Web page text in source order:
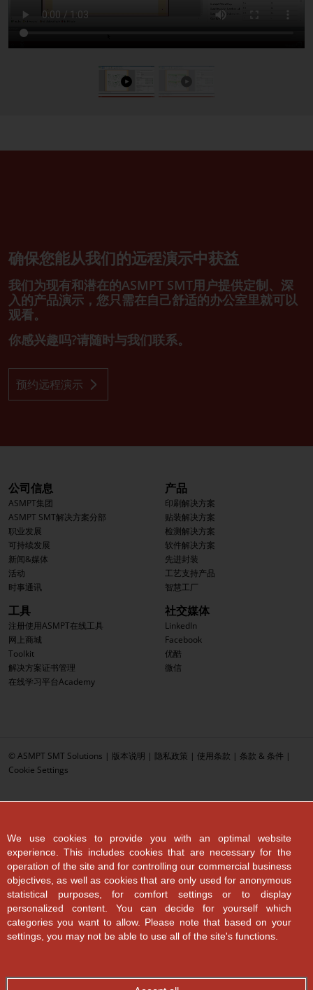
确保您能从我们的远程演示中获益
我们为现有和潜在的ASMPT SMT用户提供定制、深
入的产品演示，您只需在自己舒适的办公室里就可以
观看。
你感兴趣吗?请随时与我们联系。
预约远程演示
公司信息
ASMPT集团
ASMPT SMT解决方案分部
职业发展
可持续发展
新闻&媒体
活动
时事通讯
产品
印刷解决方案
贴装解决方案
检测解决方案
软件解决方案
先进封装
工艺支持产品
智慧工厂
工具
注册使用ASMPT在线工具
网上商城
Toolkit
解决方案证书管理
在线学习平台Academy
社交媒体
LinkedIn
Facebook
优酷
微信
© ASMPT SMT Solutions | 版本说明 | 隐私政策 | 使用条款 | 条款 & 条件 |
Cookie Settings
We use cookies to provide you with an optimal website
experience. This includes cookies that are necessary for the
operation of the site and for controlling our commercial business
objectives, as well as cookies that are only used for anonymous
statistical purposes, for comfort settings or to display
personalized content. You can decide for yourself which
categories you want to allow. Please note that based on your
settings, you may not be able to use all of the site's functions.